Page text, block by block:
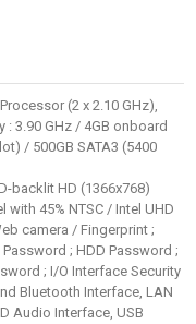
(2 x 2.10 GHz),
: 3.90 GHz / 4GB onboard
/ 500GB SATA3 (5400
backlit HD (1366x768)
with 45% NTSC / Intel UHD
camera / Fingerprint ;
; HDD Password ;
; I/O Interface Security
Bluetooth Interface, LAN
Audio Interface, USB